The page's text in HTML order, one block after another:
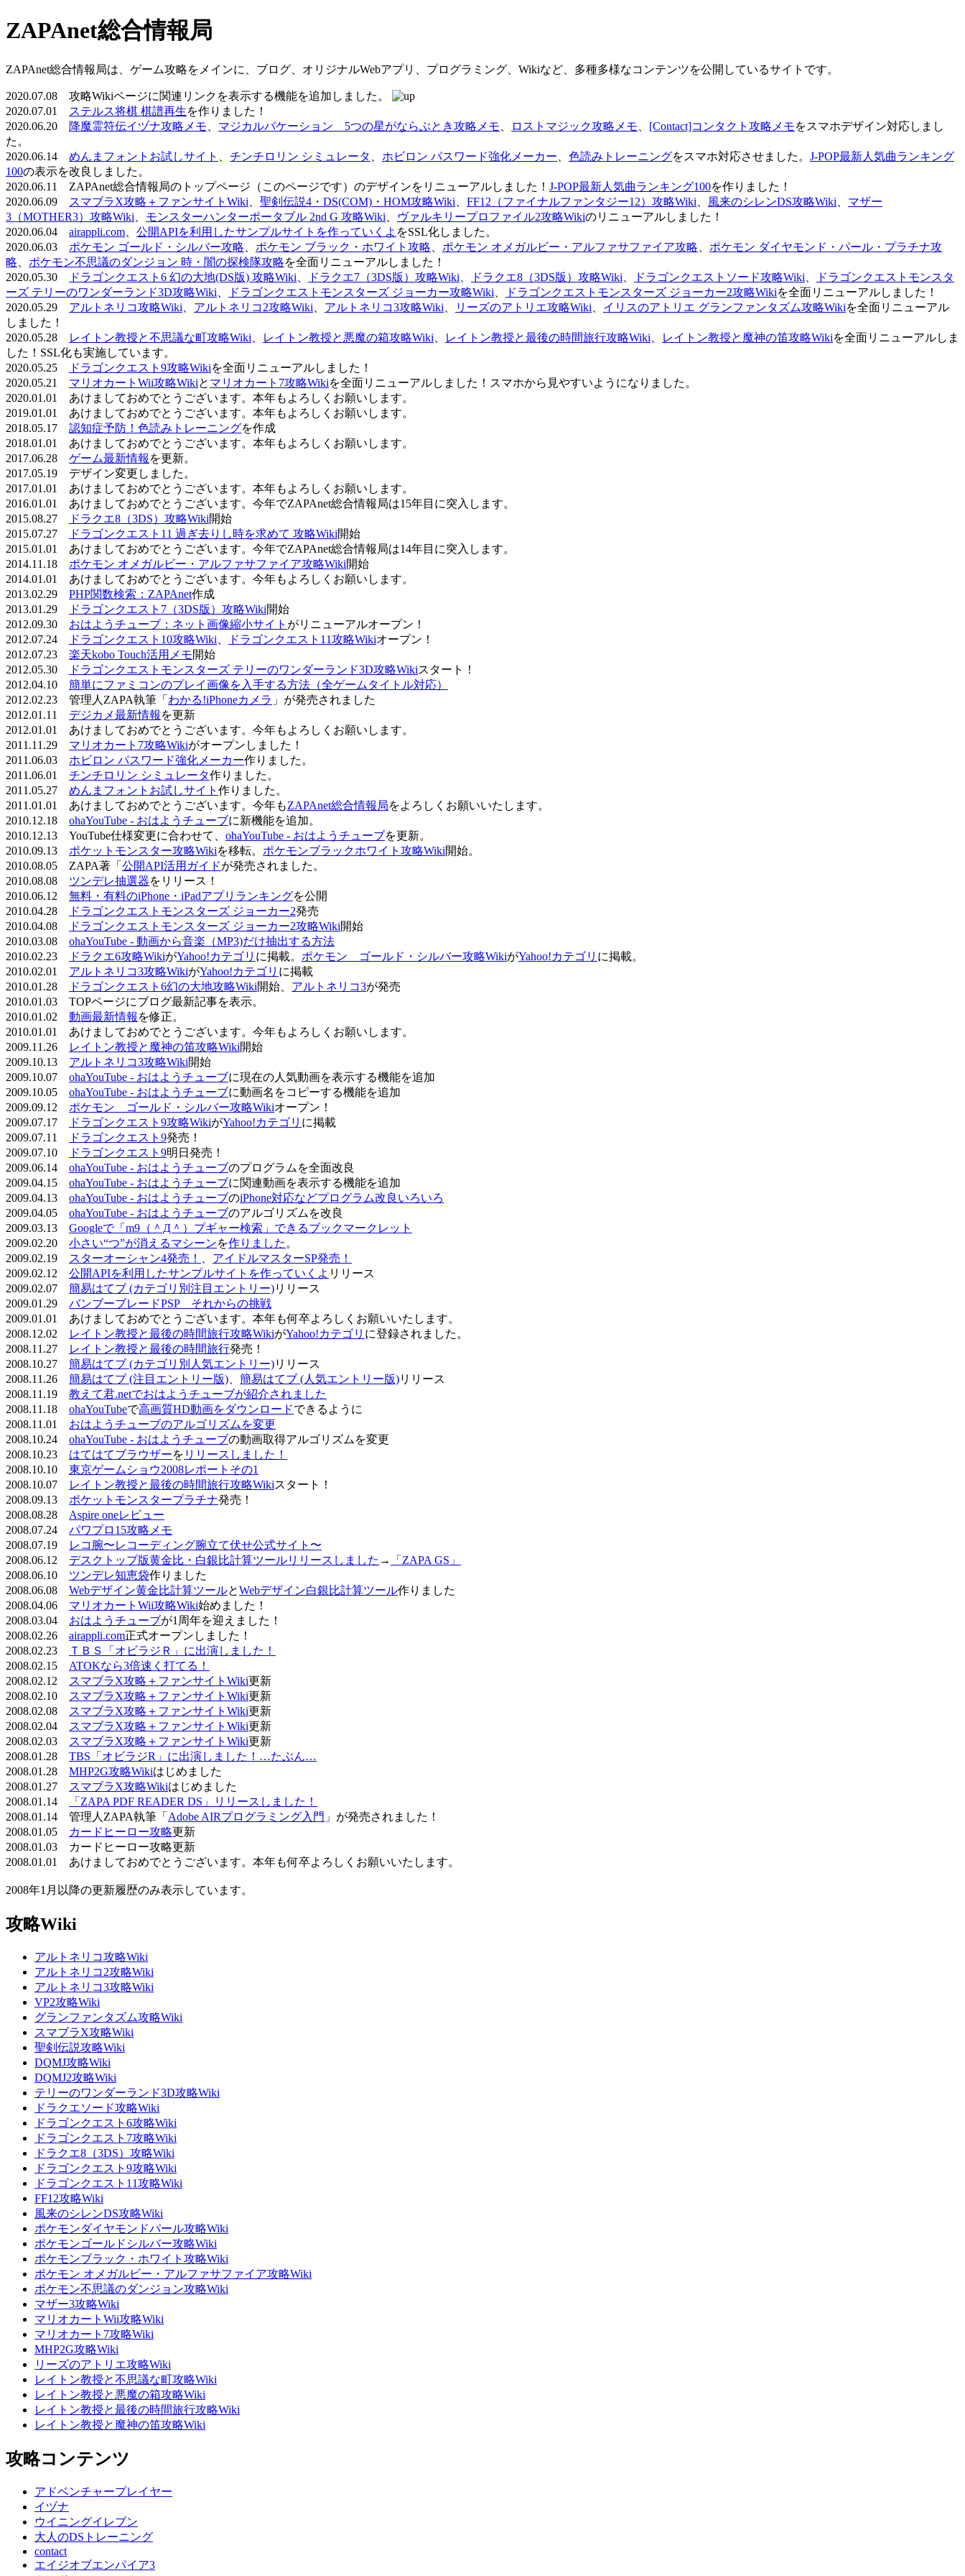
ZAPAnet総合情報局
ZAPAnet総合情報局は、ゲーム攻略をメインに、ブログ、オリジナルWebアプリ、プログラミング、Wikiなど、多種多様なコンテンツを公開しているサイトです。
2020.07.08 攻略Wikiページに関連リンクを表示する機能を追加しました。
2020.07.01
ステルス将棋 棋譜再生を作りました！
2020.06.20
降魔霊符伝イヅナ攻略メモ マジカルバケーション 5つの星がならぶとき攻略メモ ロストマジック攻略メモ [Contact]コンタクト攻略メモをスマホデザイン対応しまし
た。
2020.06.14 めんまフォントお試しサイト チンチロリン シミュレータ ホビロン パスワード強化メーカー 色読みトレーニングをスマホ対応させました。 J-POP最新人気曲ランキング
100の表示を改良しました。
2020.06.11 ZAPAnet総合情報局のトップページ（このページです）のデザインをリニューアルしました！ J-POP最新人気曲ランキング100を作りました！
2020.06.09
スマブラX攻略＋ファンサイトWiki 聖剣伝説4・DS(COM)・HOM攻略Wiki FF12（ファイナルファンタジー12）攻略Wiki 風来のシレンDS攻略Wiki
マザー
3（MOTHER3）攻略Wiki
モンスターハンターポータブル 2nd G 攻略Wiki ヴァルキリープロファイル2攻略Wikiのリニューアルしました！
2020.06.04 airappli.com 公開APIを利用したサンプルサイトを作っていくよ をSSL化しました。
2020.06.03 ポケモン ゴールド・シルバー攻略 ポケモン ブラック・ホワイト攻略 ポケモン オメガルビー・アルファサファイア攻略
ポケモン ダイヤモンド・パール・プラチナ攻
略
ポケモン不思議のダンジョン 時・闇の探検隊攻略を全面リニューアルしました！
2020.05.30
ドラゴンクエスト6 幻の大地(DS版) 攻略Wiki ドラクエ7（3DS版）攻略Wiki ドラクエ8（3DS版）攻略Wiki ドラゴンクエストソード攻略Wiki
ドラゴンクエストモンスタ
ーズ テリーのワンダーランド3D攻略Wiki
ドラゴンクエストモンスターズ ジョーカー攻略Wiki ドラゴンクエストモンスターズ ジョーカー2攻略Wikiを全面リニューアルしました！
2020.05.29 アルトネリコ攻略Wiki アルトネリコ2攻略Wiki アルトネリコ3攻略Wiki リーズのアトリエ攻略Wiki イリスのアトリエ グランファンタズム攻略Wikiを全面リニューアル
しました！
2020.05.28
レイトン教授と不思議な町攻略Wiki レイトン教授と悪魔の箱攻略Wiki レイトン教授と最後の時間旅行攻略Wiki レイトン教授と魔神の笛攻略Wikiを全面リニューアルしま
した！SSL化も実施しています。
2020.05.25
ドラゴンクエスト9攻略Wikiを全面リニューアルしました！
2020.05.21 マリオカートWii攻略Wikiと マリオカート7攻略Wikiを全面リニューアルしました！スマホから見やすいようになりました。
2020.01.01 あけましておめでとうございます。本年もよろしくお願いします。
2019.01.01 あけましておめでとうございます。本年もよろしくお願いします。
2018.05.17 認知症予防！色読みトレーニングを作成
2018.01.01 あけましておめでとうございます。本年もよろしくお願いします。
2017.06.28 ゲーム最新情報 を更新。
2017.05.19 デザイン変更しました。
2017.01.01 あけましておめでとうございます。本年もよろしくお願いします。
2016.01.01 あけましておめでとうございます。今年でZAPAnet総合情報局は15年目に突入します。
2015.08.27
ドラクエ8（3DS）攻略Wiki開始
2015.07.27
ドラゴンクエスト11 過ぎ去りし時を求めて 攻略Wiki開始
2015.01.01 あけましておめでとうございます。今年でZAPAnet総合情報局は14年目に突入します。
2014.11.18 ポケモン オメガルビー・アルファサファイア攻略Wiki開始
2014.01.01 あけましておめでとうございます。今年もよろしくお願いします。
2013.02.29 PHP関数検索：ZAPAnet作成
2013.01.29
ドラゴンクエスト7（3DS版）攻略Wiki開始
2012.09.30 おはようチューブ：ネット画像縮小サイト がリニューアルオープン！
2012.07.24
ドラゴンクエスト10攻略Wiki ドラゴンクエスト11攻略Wikiオープン！
2012.07.23 楽天kobo Touch活用メモ開始
2012.05.30
ドラゴンクエストモンスターズ テリーのワンダーランド3D攻略Wikiスタート！
2012.04.10 簡単にファミコンのプレイ画像を入手する方法（全ゲームタイトル対応）
2012.02.23 管理人ZAPA執筆「 わかる!iPhoneカメラ 」が発売されました
2012.01.11 デジカメ最新情報 を更新
2012.01.01 あけましておめでとうございます。今年もよろしくお願いします。
2011.11.29 マリオカート7攻略Wikiがオープンしました！
2011.06.03 ホビロン パスワード強化メーカー作りました。
2011.06.01 チンチロリン シミュレータ作りました。
2011.05.27 めんまフォントお試しサイト 作りました。
2011.01.01 あけましておめでとうございます。今年もZAPAnet総合情報局をよろしくお願いいたします。
2010.12.18 ohaYouTube - おはようチューブに新機能を追加。
2010.12.13 YouTube仕様変更に合わせて、 ohaYouTube - おはようチューブを更新。
2010.09.13 ポケットモンスター攻略Wikiを移転。 ポケモンブラックホワイト攻略Wiki開始。
2010.08.05 ZAPA著「 公開API活用ガイドが発売されました。
2010.08.08 ツンデレ抽選器をリリース！
2010.06.12 無料・有料のiPhone・iPadアプリランキングを公開
2010.04.28
ドラゴンクエストモンスターズ ジョーカー2発売
2010.04.08
ドラゴンクエストモンスターズ ジョーカー2攻略Wiki開始
2010.03.08 ohaYouTube - 動画から音楽（MP3)だけ抽出する方法
2010.02.23
ドラクエ6攻略WikiがYahoo!カテゴリ に掲載。 ポケモン ゴールド・シルバー攻略WikiがYahoo!カテゴリ に掲載。
2010.02.01 アルトネリコ3攻略WikiがYahoo!カテゴリ に掲載
2010.01.28
ドラゴンクエスト6幻の大地攻略Wiki開始、 アルトネリコ3が発売
2010.01.03 TOPページにブログ最新記事を表示。
2010.01.02 動画最新情報 を修正。
2010.01.01 あけましておめでとうございます。今年もよろしくお願いします。
2009.11.26
レイトン教授と魔神の笛攻略Wiki開始
2009.10.13 アルトネリコ3攻略Wiki開始
2009.10.07 ohaYouTube - おはようチューブに現在の人気動画を表示する機能を追加
2009.10.05 ohaYouTube - おはようチューブに動画名をコピーする機能を追加
2009.09.12 ポケモン ゴールド・シルバー攻略Wikiオープン！
2009.07.17
ドラゴンクエスト9攻略WikiがYahoo!カテゴリ に掲載
2009.07.11
ドラゴンクエスト9発売！
2009.07.10
ドラゴンクエスト9明日発売！
2009.06.14 ohaYouTube - おはようチューブのプログラムを全面改良
2009.04.15 ohaYouTube - おはようチューブに関連動画を表示する機能を追加
2009.04.13 ohaYouTube - おはようチューブのiPhone対応などプログラム改良いろいろ
2009.04.05 ohaYouTube - おはようチューブのアルゴリズムを改良
2009.03.13 Googleで「m9（＾Д＾）プギャー検索」できるブックマークレット
2009.02.20 小さい“つ”が消えるマシーンを作りました 。
2009.02.19
スターオーシャン4発売！
アイドルマスターSP発売！
2009.02.12 公開APIを利用したサンプルサイトを作っていくよ リリース
2009.02.07 簡易はてブ (カテゴリ別注目エントリー)リリース
2009.01.29 バンブーブレードPSP それからの挑戦
2009.01.01 あけましておめでとうございます。本年も何卒よろしくお願いいたします。
2008.12.02
レイトン教授と最後の時間旅行攻略WikiがYahoo!カテゴリ に登録されました。
2008.11.27
レイトン教授と最後の時間旅行発売！
2008.10.27 簡易はてブ (カテゴリ別人気エントリー)リリース
2008.11.26 簡易はてブ (注目エントリー版) 簡易はてブ (人気エントリー版)リリース
2008.11.19 教えて君.netでおはようチューブが紹介されました
2008.11.18 ohaYouTubeで高画質HD動画をダウンロードできるように
2008.11.01 おはようチューブのアルゴリズムを変更
2008.10.24 ohaYouTube - おはようチューブの動画取得アルゴリズムを変更
2008.10.23 はてはてブラウザーを リリースしました！
2008.10.10 東京ゲームショウ2008レポートその1
2008.10.07
レイトン教授と最後の時間旅行攻略Wikiスタート！
2008.09.13 ポケットモンスタープラチナ発売！
2008.08.28 Aspire oneレビュー
2008.07.24 パワプロ15攻略メモ
2008.07.19
レコ腕〜レコーディング腕立て伏せ公式サイト〜
2008.06.12 デスクトップ版黄金比・白銀比計算ツールリリースしました →
「ZAPA GS」
2008.06.10 ツンデレ知恵袋作りました
2008.06.08 Webデザイン黄金比計算ツールとWebデザイン白銀比計算ツール作りました
2008.04.06 マリオカートWii攻略Wiki始めました！
2008.03.04 おはようチューブが1周年を迎えました！
2008.02.26 airappli.com正式オープンしました！
2008.02.23
ＴＢＳ「オビラジＲ」に出演しました！
2008.02.15 ATOKなら3倍速く打てる！
2008.02.12
スマブラX攻略＋ファンサイトWiki更新
2008.02.10
スマブラX攻略＋ファンサイトWiki更新
2008.02.08
スマブラX攻略＋ファンサイトWiki更新
2008.02.04
スマブラX攻略＋ファンサイトWiki更新
2008.02.03
スマブラX攻略＋ファンサイトWiki更新
2008.01.28 TBS「オビラジR」に出演しました！…たぶん…
2008.01.28 MHP2G攻略Wikiはじめました
2008.01.27
スマブラX攻略Wikiはじめました
2008.01.14
「ZAPA PDF READER DS」リリースしました！
2008.01.14 管理人ZAPA執筆「 Adobe AIRプログラミング入門 」が発売されました！
2008.01.05
カードヒーロー攻略更新
2008.01.03 カードヒーロー攻略更新
2008.01.01 あけましておめでとうございます。本年も何卒よろしくお願いいたします。
2008年1月以降の更新履歴のみ表示しています。
攻略Wiki
アルトネリコ攻略Wiki
アルトネリコ2攻略Wiki
アルトネリコ3攻略Wiki
VP2攻略Wiki
グランファンタズム攻略Wiki
スマブラX攻略Wiki
聖剣伝説攻略Wiki
DQMJ攻略Wiki
DQMJ2攻略Wiki
テリーのワンダーランド3D攻略Wiki
ドラクエソード攻略Wiki
ドラゴンクエスト6攻略Wiki
ドラゴンクエスト7攻略Wiki
ドラクエ8（3DS）攻略Wiki
ドラゴンクエスト9攻略Wiki
ドラゴンクエスト11攻略Wiki
FF12攻略Wiki
風来のシレンDS攻略Wiki
ポケモンダイヤモンドパール攻略Wiki
ポケモンゴールドシルバー攻略Wiki
ポケモンブラック・ホワイト攻略Wiki
ポケモン オメガルビー・アルファサファイア攻略Wiki
ポケモン不思議のダンジョン攻略Wiki
マザー3攻略Wiki
マリオカートWii攻略Wiki
マリオカート7攻略Wiki
MHP2G攻略Wiki
リーズのアトリエ攻略Wiki
レイトン教授と不思議な町攻略Wiki
レイトン教授と悪魔の箱攻略Wiki
レイトン教授と最後の時間旅行攻略Wiki
レイトン教授と魔神の笛攻略Wiki
攻略コンテンツ
アドベンチャープレイヤー
イヅナ
ウイニングイレブン
大人のDSトレーニング
contact
エイジオブエンパイア3